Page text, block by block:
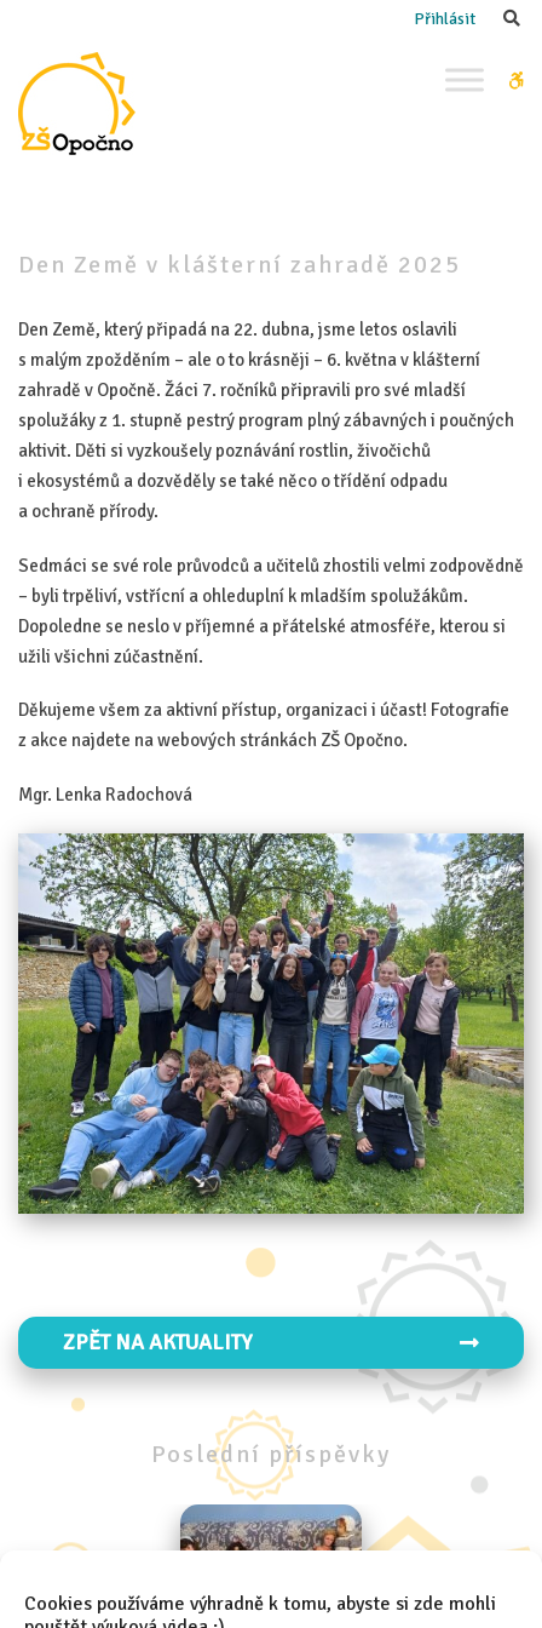
Cookies používáme výhradně k tomu, abyste si zde mohli
Země
v klášterní
zahradě
Přihlásit
Den Země v klášterní zahradě 2025
Den Země, který připadá na 22. dubna, jsme letos oslavili
s malým zpožděním – ale o to krásněji – 6. května v klášterní
zahradě v Opočně. Žáci 7. ročníků připravili pro své mladší
spolužáky z 1. stupně pestrý program plný zábavných i poučných
aktivit. Děti si vyzkoušely poznávání rostlin, živočichů
i ekosystémů a dozvěděly se také něco o třídění odpadu
a ochraně přírody.
Sedmáci se své role průvodců a učitelů zhostili velmi zodpovědně
– byli trpěliví, vstřícní a ohleduplní k mladším spolužákům.
Dopoledne se neslo v příjemné a přátelské atmosféře, kterou si
užili všichni zúčastnění.
Děkujeme všem za aktivní přístup, organizaci i účast! Fotografie
z akce najdete na webových stránkách ZŠ Opočno.
Mgr. Lenka Radochová
ZPĚT NA AKTUALITY
Poslední příspěvky